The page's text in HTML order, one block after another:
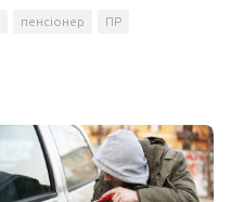
пенсіонер ПР